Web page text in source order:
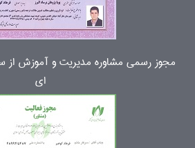
مجوز رسمی مشاوره مدیریت و آموزش از
ای